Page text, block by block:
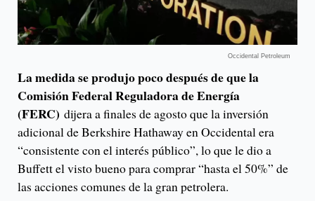
Occidental Petroleum
La medida se produjo poco después de que la
Comisión Federal Reguladora de Energía
(FERC) dijera a finales de agosto que la inversión
adicional de Berkshire Hathaway en Occidental era
“consistente con el interés público”, lo que le dio a
Buffett el visto bueno para comprar “hasta el 50%” de
las acciones comunes de la gran petrolera.